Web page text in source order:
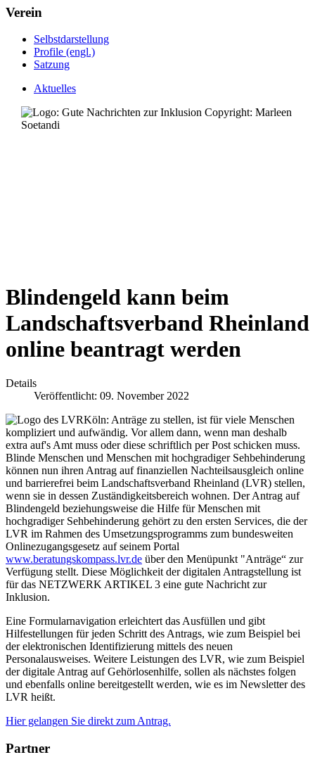
Verein
Selbstdarstellung
Profile (engl.)
Satzung
Aktuelles
Blindengeld kann beim
Landschaftsverband Rheinland
online beantragt werden
Details
Veröffentlicht: 09. November 2022
Köln: Anträge zu stellen, ist für viele Menschen
kompliziert und aufwändig. Vor allem dann, wenn man deshalb
extra auf's Amt muss oder diese schriftlich per Post schicken muss.
Blinde Menschen und Menschen mit hochgradiger Sehbehinderung
können nun ihren Antrag auf finanziellen Nachteilsausgleich online
und barrierefrei beim Landschaftsverband Rheinland (LVR) stellen,
wenn sie in dessen Zuständigkeitsbereich wohnen. Der Antrag auf
Blindengeld beziehungsweise die Hilfe für Menschen mit
hochgradiger Sehbehinderung gehört zu den ersten Services, die der
LVR im Rahmen des Umsetzungsprogramms zum bundesweiten
Onlinezugangsgesetz auf seinem Portal
www.beratungskompass.lvr.de über den Menüpunkt "Anträge“ zur
Verfügung stellt. Diese Möglichkeit der digitalen Antragstellung ist
für das NETZWERK ARTIKEL 3 eine gute Nachricht zur
Inklusion.
Eine Formularnavigation erleichtert das Ausfüllen und gibt
Hilfestellungen für jeden Schritt des Antrags, wie zum Beispiel bei
der elektronischen Identifizierung mittels des neuen
Personalausweises. Weitere Leistungen des LVR, wie zum Beispiel
der digitale Antrag auf Gehörlosenhilfe, sollen als nächstes folgen
und ebenfalls online bereitgestellt werden, wie es im Newsletter des
LVR heißt.
Hier gelangen Sie direkt zum Antrag.
Partner